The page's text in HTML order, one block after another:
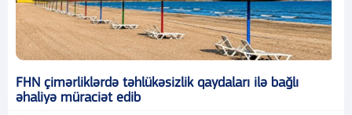
FHN çimərliklərdə təhlükəsizlik qaydaları ilə bağlı
əhaliyə müraciət edib